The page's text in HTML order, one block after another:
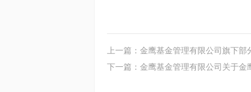
上一篇：金鹰基金管理有限公司旗下
下一篇：金鹰基金管理有限公司关于